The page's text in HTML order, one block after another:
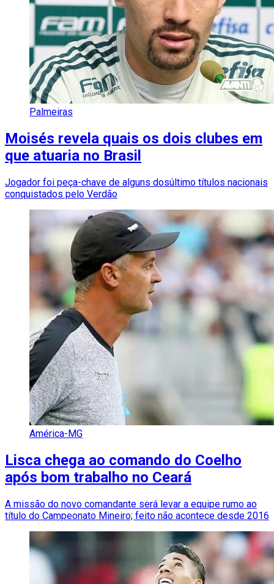
Palmeiras
Moisés revela quais os dois clubes em
que atuaria no Brasil
Jogador foi peça-chave de alguns dosúltimo títulos nacionais
conquistados pelo Verdão
América-MG
Lisca chega ao comando do Coelho
após bom trabalho no Ceará
A missão do novo comandante será levar a equipe rumo ao
título do Campeonato Mineiro; feito não acontece desde 2016